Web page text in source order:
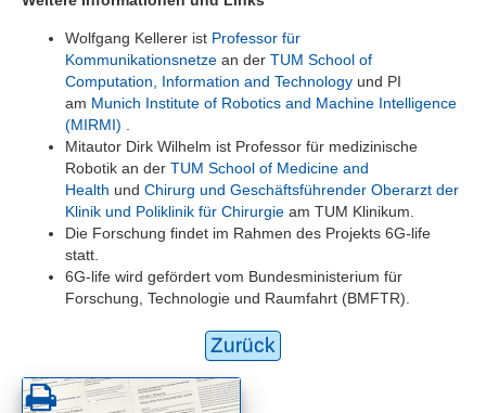
Wolfgang Kellerer ist Professor für
Kommunikationsnetze an der TUM School of
Computation, Information and Technology und PI
am Munich Institute of Robotics and Machine Intelligence
(MIRMI)
Mitautor Dirk Wilhelm ist Professor für medizinische
Robotik an der TUM School of Medicine and
Health und Chirurg und Geschäftsführender Oberarzt der
Klinik und Poliklinik für Chirurgie am TUM Klinikum.
Die Forschung findet im Rahmen des Projekts 6G-life
statt.
6G-life wird gefördert vom Bundesministerium für
Forschung, Technologie und Raumfahrt (BMFTR).
Zurück